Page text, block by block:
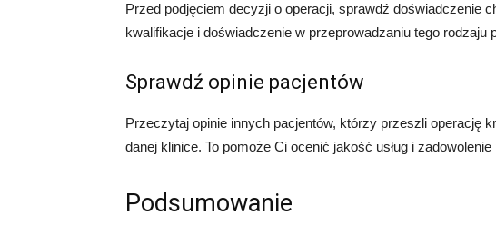
Przed podjęciem decyzji o operacji, sprawdź doświadczenie
kwalifikacje i doświadczenie w przeprowadzaniu tego rodzaju
Sprawdź opinie pacjentów
Przeczytaj opinie innych pacjentów, którzy przeszli operację
danej klinice. To pomoże Ci ocenić jakość usług i zadowolenie
Podsumowanie